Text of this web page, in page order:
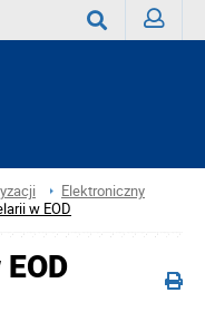
Elektroniczny
w EOD